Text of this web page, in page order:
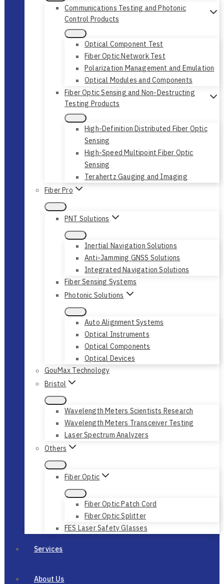
Communications Testing and Photonic
Control Products
Optical Component Test
Fiber Optic Network Test
Polarization Management and Emulation
Optical Modules and Components
Fiber Optic Sensing and Non-Destructing
Testing Products
High-Definition Distributed Fiber Optic
Sensing
High-Speed Multipoint Fiber Optic
Sensing
Terahertz Gauging and Imaging
Fiber Pro
PNT Solutions
Inertial Navigation Solutions
Anti-Jamming GNSS Solutions
Integrated Navigation Solutions
Fiber Sensing Systems
Photonic Solutions
Auto Alignment Systems
Optical Instruments
Optical Components
Optical Devices
GouMax Technology
Bristol
Wavelength Meters Scientists Research
Wavelength Meters Transceiver Testing
Laser Spectrum Analyzers
Others
Fiber Optic
Fiber Optic Patch Cord
Fiber Optic Splitter
FES Laser Safety Glasses
Services
About Us